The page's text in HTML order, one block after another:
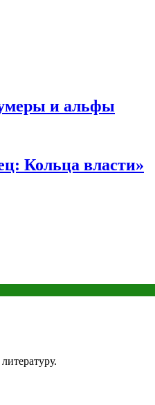
и альфы
Кольца власти»